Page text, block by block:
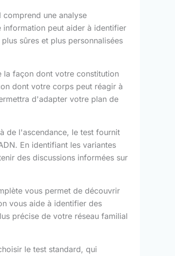
une analyse
information peut aider à identifier
sûres et plus personnalisées
la façon dont votre constitution
dont votre corps peut réagir à
d'adapter votre plan de
de l'ascendance, le test fournit
En identifiant les variantes
des discussions informées sur
vous permet de découvrir
vous aide à identifier des
précise de votre réseau familial
le test standard, qui